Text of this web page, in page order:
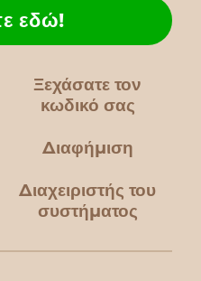
Ξεχάσατε τον
κωδικό σας
εδώ!
Διαφήμιση
Διαχειριστής του
συστήματος